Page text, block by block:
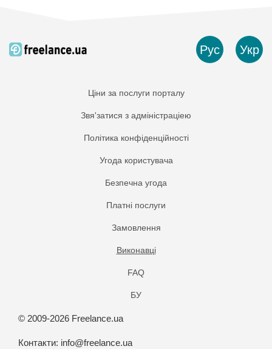
Рус Укр
Ціни за послуги порталу
Звя'затися з адміністраціею
Політика конфіденційності
Угода користувача
Безпечна угода
Платнi послуги
Замовлення
Виконавці
FAQ
БУ
© 2009-2026 Freelance.ua
Контакти: info@freelance.ua